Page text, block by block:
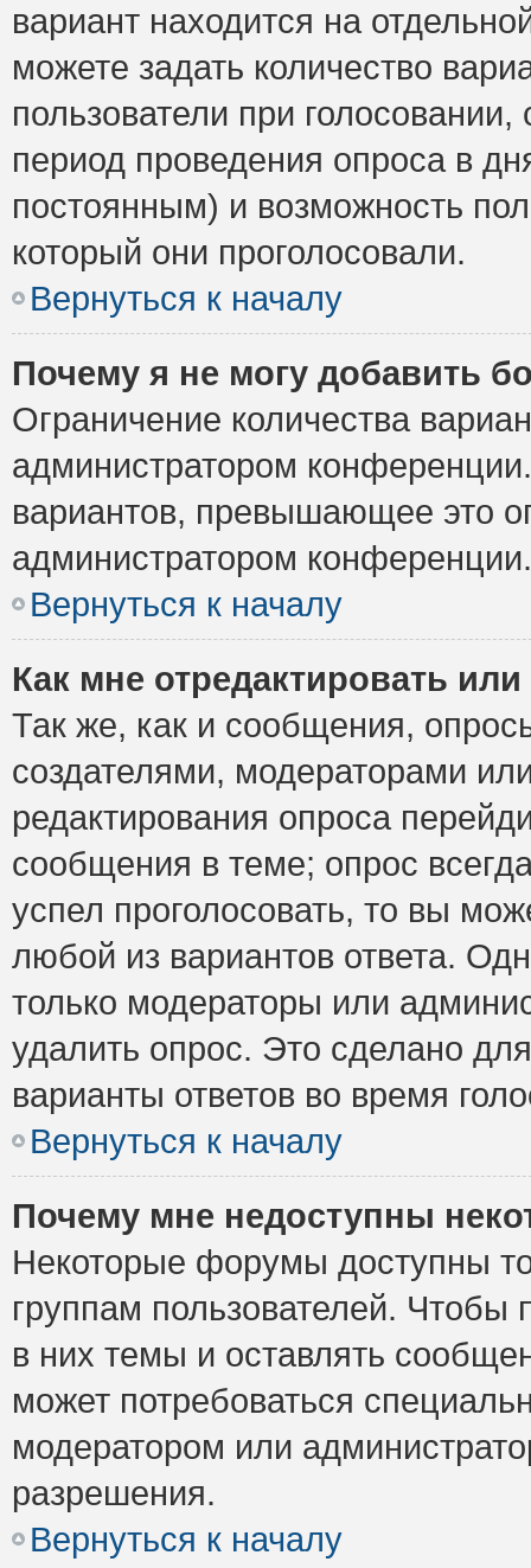
вариант находится на
можете задать количество
пользователи при
период проведения опроса в
постоянным) и возможность
который они проголосовали.
Вернуться к началу
Почему я не могу добавить
Ограничение количества
администратором
вариантов, превышающее это
администратором конференции.
Вернуться к началу
Как мне отредактировать
Так же, как и сообщения,
создателями, модераторами
редактирования опроса
сообщения в теме; опрос
успел проголосовать, то вы
любой из вариантов ответа.
только модераторы или
удалить опрос. Это сделано
варианты ответов во время
Вернуться к началу
Почему мне недоступны
Некоторые форумы доступны
группам пользователей. Чтобы
в них темы и оставлять
может потребоваться
модератором или
разрешения.
Вернуться к началу